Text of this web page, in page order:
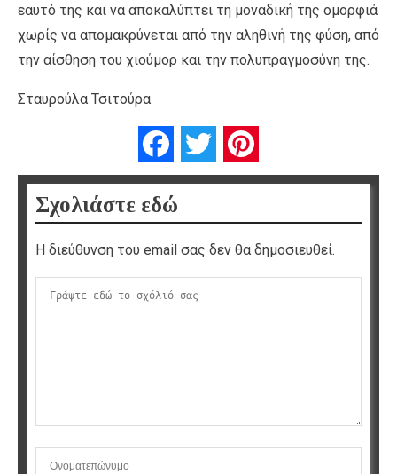
εαυτό της και να αποκαλύπτει τη μοναδική της ομορφιά
χωρίς να απομακρύνεται από την αληθινή της φύση, από
την αίσθηση του χιούμορ και την πολυπραγμοσύνη της.
Σταυρούλα Τσιτούρα
FacebookTwitter
Σχολιάστε εδώ
Η διεύθυνση του email σας δεν θα δημοσιευθεί.